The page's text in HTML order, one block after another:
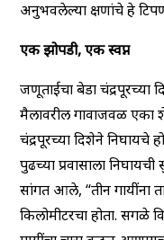
अनुभवलेल्या क्षणांचे हे
एक झोपडी, एक स्वप्न
जणूताईचा बेडा चंद्रपूरच्या
मैलावरील गावाजवळ एका
चंद्रपूरच्या दिशेने निघायचे
पुढच्या प्रवासाला
सांगत आले, “तीन गायींना
किलोमीटरचा होता. सगळे